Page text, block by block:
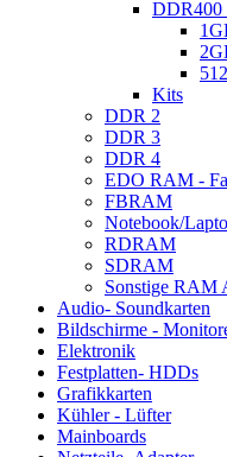
DDR400
Kits
DDR 2
DDR 3
DDR 4
EDO RAM -
FBRAM
Notebook/
RDRAM
SDRAM
Sonstige RAM
Audio- Soundkarten
Bildschirme -
Elektronik
Festplatten- HDDs
Grafikkarten
Kühler - Lüfter
Mainboards